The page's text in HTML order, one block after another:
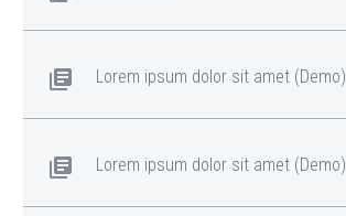
Lorem ipsum dolor sit amet (Demo)
Lorem ipsum dolor sit amet (Demo)